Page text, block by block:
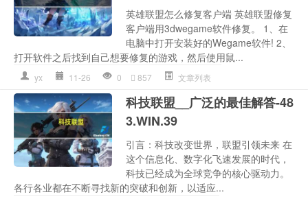
英雄联盟怎么修复客户端 英雄联盟修复
客户端用3dwegame软件修复。 1、在
电脑中打开安装好的Wegame软件! 2、
打开软件之后找到自己想要修复的游戏，然后使用鼠...
yx 11-26 0 857 文章列表
科技联盟__广泛的最佳解答-48
3.WIN.39
引言：科技改变世界，联盟引领未来 在
这个信息化、数字化飞速发展的时代，
科技已经成为全球竞争的核心驱动力。
各行各业都在不断寻找新的突破和创新，以适应...